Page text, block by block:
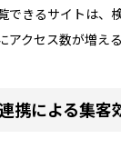
できるサイトは、
アクセス数が増え
携による集客